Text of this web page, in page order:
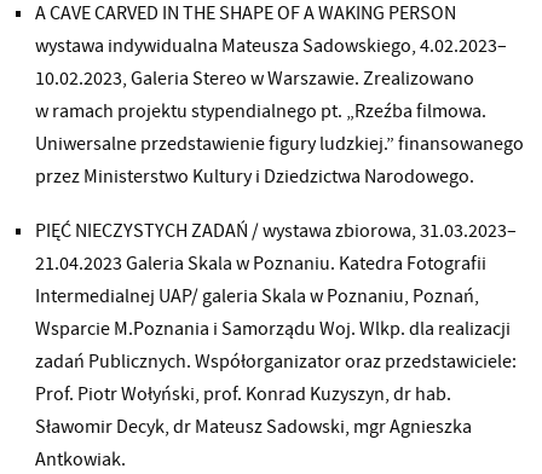
A CAVE CARVED IN THE SHAPE OF A WAKING PERSON
wystawa indywidualna Mateusza Sadowskiego, 4.02.2023–
10.02.2023, Galeria Stereo w Warszawie. Zrealizowano
w ramach projektu stypendialnego pt. „Rzeźba filmowa.
Uniwersalne przedstawienie figury ludzkiej.” finansowanego
przez Ministerstwo Kultury i Dziedzictwa Narodowego.
PIĘĆ NIECZYSTYCH ZADAŃ / wystawa zbiorowa, 31.03.2023–
21.04.2023 Galeria Skala w Poznaniu. Katedra Fotografii
Intermedialnej UAP/ galeria Skala w Poznaniu, Poznań,
Wsparcie M.Poznania i Samorządu Woj. Wlkp. dla realizacji
zadań Publicznych. Współorganizator oraz przedstawiciele:
Prof. Piotr Wołyński, prof. Konrad Kuzyszyn, dr hab.
Sławomir Decyk, dr Mateusz Sadowski, mgr Agnieszka
Antkowiak.